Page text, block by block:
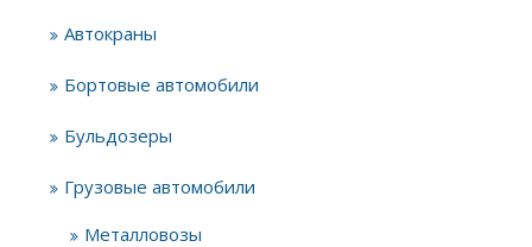
Автокраны
Бортовые автомобили
Бульдозеры
Грузовые автомобили
Металловозы